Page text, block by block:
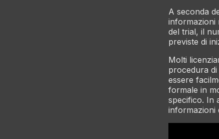
A seconda
informazioni
del trial, il
previste di
Molti
procedura
essere
formale in
specifico. In
informazioni